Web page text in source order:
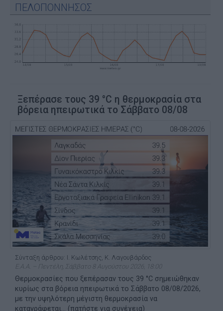
ΠΕΛΟΠΟΝΝΗΣΟΣ
Ξεπέρασε τους 39 °C η θερμοκρασία στα
βόρεια ηπειρωτικά το Σάββατο 08/08
Σύνταξη άρθρου: Ι. Κωλέτσης, Κ. Λαγουβάρδος
Ε.Α.Α. – Πεντέλη, Σάββατο 8 Αυγούστου 2026, 18:00
Θερμοκρασίες που ξεπέρασαν τους 39 °C σημειώθηκαν
κυρίως στα βόρεια ηπειρωτικά το Σάββατο 08/08/2026,
με την υψηλότερη μέγιστη θερμοκρασία να
καταγράφεται... (πατήστε για συνέχεια)